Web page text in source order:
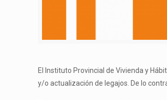
El Instituto Provincial de Vivienda y
y/o actualización de legajos. De lo